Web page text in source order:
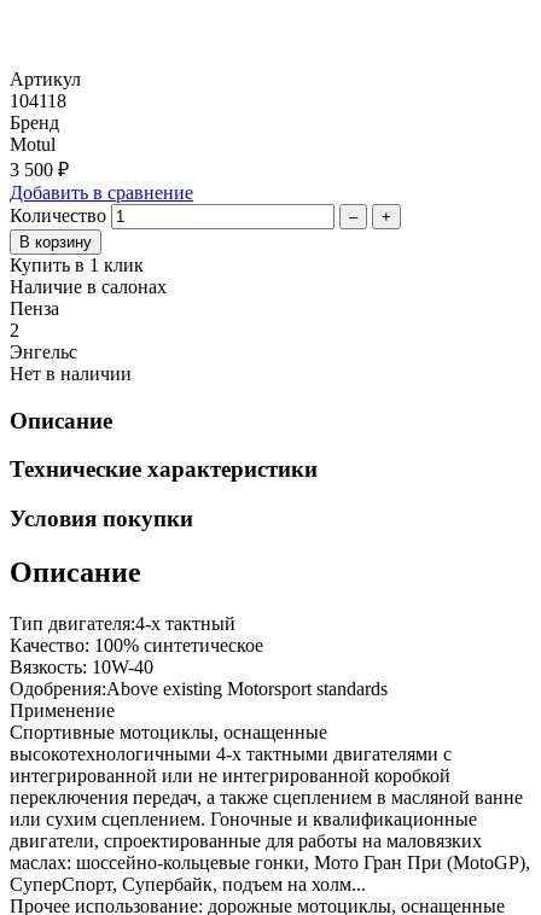
Артикул
104118
Бренд
Motul
3 500 ₽
Добавить в сравнение
Количество
– +
Купить в 1 клик
Наличие в салонах
Пенза
2
Энгельс
Нет в наличии
Описание
Технические характеристики
Условия покупки
Описание
Тип двигателя:4-х тактный
Качество: 100% синтетическое
Вязкость: 10W-40
Одобрения:Above existing Motorsport standards
Применение
Спортивные мотоциклы, оснащенные
высокотехнологичными 4-х тактными двигателями с
интегрированной или не интегрированной коробкой
переключения передач, а также сцеплением в масляной ванне
или сухим сцеплением. Гоночные и квалификационные
двигатели, спроектированные для работы на маловязких
маслах: шоссейно-кольцевые гонки, Мото Гран При (MotoGP),
СуперСпорт, Супербайк, подъем на холм...
Прочее использование: дорожные мотоциклы, оснащенные